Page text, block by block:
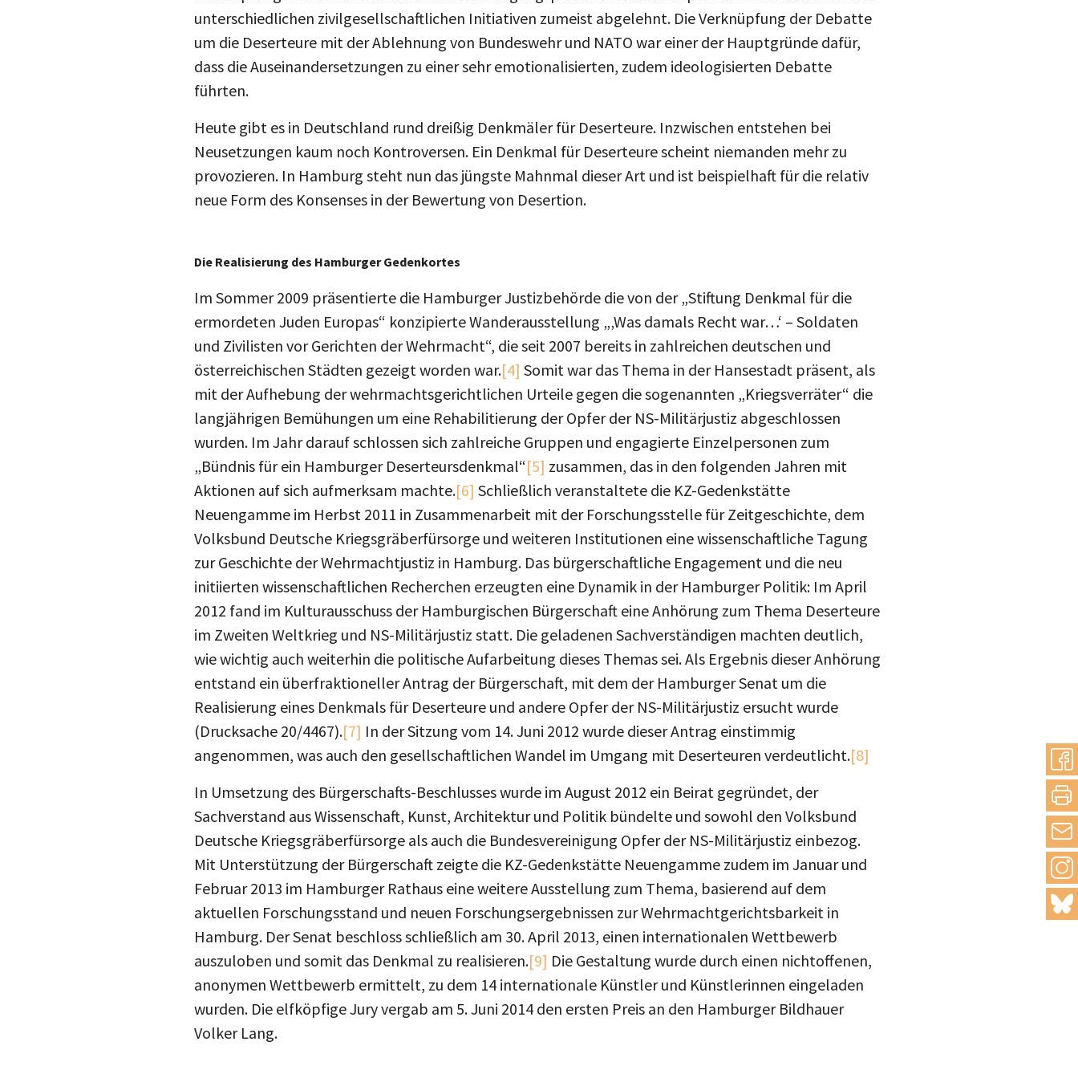
unterschiedlichen zivilgesellschaftlichen Initiativen zumeist abgelehnt. Die Verknüpfung der Debatte
um die Deserteure mit der Ablehnung von Bundeswehr und NATO war einer der Hauptgründe dafür,
dass die Auseinandersetzungen zu einer sehr emotionalisierten, zudem ideologisierten Debatte
führten.
Heute gibt es in Deutschland rund dreißig Denkmäler für Deserteure. Inzwischen entstehen bei
Neusetzungen kaum noch Kontroversen. Ein Denkmal für Deserteure scheint niemanden mehr zu
provozieren. In Hamburg steht nun das jüngste Mahnmal dieser Art und ist beispielhaft für die relativ
neue Form des Konsenses in der Bewertung von Desertion.
Die Realisierung des Hamburger Gedenkortes
Im Sommer 2009 präsentierte die Hamburger Justizbehörde die von der „Stiftung Denkmal für die
ermordeten Juden Europas“ konzipierte Wanderausstellung „‚Was damals Recht war…‘ – Soldaten
und Zivilisten vor Gerichten der Wehrmacht“, die seit 2007 bereits in zahlreichen deutschen und
österreichischen Städten gezeigt worden war.[4] Somit war das Thema in der Hansestadt präsent, als
mit der Aufhebung der wehrmachtsgerichtlichen Urteile gegen die sogenannten „Kriegsverräter“ die
langjährigen Bemühungen um eine Rehabilitierung der Opfer der NS-Militärjustiz abgeschlossen
wurden. Im Jahr darauf schlossen sich zahlreiche Gruppen und engagierte Einzelpersonen zum
„Bündnis für ein Hamburger Deserteursdenkmal“[5] zusammen, das in den folgenden Jahren mit
Aktionen auf sich aufmerksam machte. [6] Schließlich veranstaltete die KZ-Gedenkstätte
Neuengamme im Herbst 2011 in Zusammenarbeit mit der Forschungsstelle für Zeitgeschichte, dem
Volksbund Deutsche Kriegsgräberfürsorge und weiteren Institutionen eine wissenschaftliche Tagung
zur Geschichte der Wehrmachtjustiz in Hamburg. Das bürgerschaftliche Engagement und die neu
initiierten wissenschaftlichen Recherchen erzeugten eine Dynamik in der Hamburger Politik: Im April
2012 fand im Kulturausschuss der Hamburgischen Bürgerschaft eine Anhörung zum Thema Deserteure
im Zweiten Weltkrieg und NS-Militärjustiz statt. Die geladenen Sachverständigen machten deutlich,
wie wichtig auch weiterhin die politische Aufarbeitung dieses Themas sei. Als Ergebnis dieser Anhörung
entstand ein überfraktioneller Antrag der Bürgerschaft, mit dem der Hamburger Senat um die
Realisierung eines Denkmals für Deserteure und andere Opfer der NS-Militärjustiz ersucht wurde
(Drucksache 20/4467). [7] In der Sitzung vom 14. Juni 2012 wurde dieser Antrag einstimmig
angenommen, was auch den gesellschaftlichen Wandel im Umgang mit Deserteuren verdeutlicht. [8]
In Umsetzung des Bürgerschafts-Beschlusses wurde im August 2012 ein Beirat gegründet, der
Sachverstand aus Wissenschaft, Kunst, Architektur und Politik bündelte und sowohl den Volksbund
Deutsche Kriegsgräberfürsorge als auch die Bundesvereinigung Opfer der NS-Militärjustiz einbezog.
Mit Unterstützung der Bürgerschaft zeigte die KZ-Gedenkstätte Neuengamme zudem im Januar und
Februar 2013 im Hamburger Rathaus eine weitere Ausstellung zum Thema, basierend auf dem
aktuellen Forschungsstand und neuen Forschungsergebnissen zur Wehrmachtgerichtsbarkeit in
Hamburg. Der Senat beschloss schließlich am 30. April 2013, einen internationalen Wettbewerb
auszuloben und somit das Denkmal zu realisieren. [9] Die Gestaltung wurde durch einen nichtoffenen,
anonymen Wettbewerb ermittelt, zu dem 14 internationale Künstler und Künstlerinnen eingeladen
wurden. Die elfköpfige Jury vergab am 5. Juni 2014 den ersten Preis an den Hamburger Bildhauer
Volker Lang.